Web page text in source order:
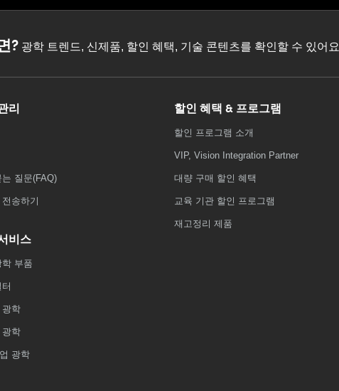
?광학 트렌드, 신제품, 할인 혜택, 기술 콘텐츠를 확인할 수 있어요
리
질문(FAQ)
송하기
비스
부품
광학
광학
광학
할인 혜택 & 프로그램
할인 프로그램 소개
VIP, Vision Integration Partner
대량 구매 할인 혜택
교육 기관 할인 프로그램
재고정리 제품